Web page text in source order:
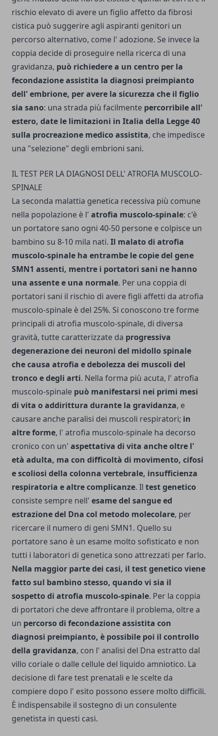
rischio elevato di avere un figlio affetto da fibrosi
cistica può suggerire agli aspiranti genitori un
percorso alternativo, come l' adozione. Se invece la
coppia decide di proseguire nella ricerca di una
gravidanza, può richiedere a un centro per la
fecondazione assistita la diagnosi preimpianto
dell' embrione, per avere la sicurezza che il figlio
sia sano: una strada più facilmente percorribile all'
estero, date le limitazioni in Italia della Legge 40
sulla procreazione medico assistita, che impedisce
una "selezione" degli embrioni sani.
IL TEST PER LA DIAGNOSI DELL' ATROFIA MUSCOLO-
SPINALE
La seconda malattia genetica recessiva più comune
nella popolazione è l' atrofia musco­lo-spinale: c'è
un portatore sano ogni 40-50 persone e colpisce un
bambino su 8-10 mila nati. Il malato di atrofia
musco­lo-spinale ha entrambe le copie del ge­ne
SMN1 assenti, mentre i portatori sani ne hanno
una assente e una normale. Per una coppia di
portatori sani il rischio di avere figli affetti da atrofia
musco­lo-spinale è del 25%. Si conoscono tre forme
principali di atrofia musco­lo-spinale, di diversa
gravità, tutte caratterizzate da progressiva
degenerazione dei neuroni del midollo spinale
che causa atrofia e debolezza dei muscoli del
tronco e degli arti. Nella forma più acuta, l' atrofia
musco­lo-spinale può manifestarsi nei primi mesi
di vita o addirittura durante la gravidanza, e
causare anche paralisi dei muscoli respiratori; in
altre forme, l' atrofia musco­lo-spinale ha decorso
cronico con un' aspettativa di vita anche oltre l'
età adulta, ma con difficoltà di movimento, cifosi
e scoliosi della colonna vertebrale, insufficienza
respiratoria e altre complicanze. Il test genetico
con­siste sempre nell' esame del sangue ed
estrazione del Dna col metodo molecolare, per
ricercare il numero di geni SMN1. Quello su
portatore sano è un esame molto sofisticato e non
tutti i laboratori di genetica sono attrez­zati per farlo.
Nella maggior parte dei casi, il test ge­netico viene
fatto sul bambino stesso, quando vi sia il
sospetto di atrofia mu­scolo-spinale. Per la coppia
di portatori che deve affrontare il problema, oltre a
un percorso di fecondazione assistita con
diagnosi preimpianto, è possibile poi il controllo
della gravidanza, con l' analisi del Dna estratto dal
villo coriale o dalle cellule del liquido amniotico. La
decisione di fare test prenatali e le scelte da
compiere dopo l' esito pos­sono essere molto difficili.
È indispensabile il sostegno di un consulente
genetista in questi casi.